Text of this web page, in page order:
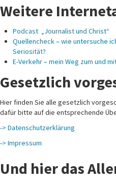
Weitere
Podcast „Journalist und Christ“
Quellencheck – wie untersuche
Seriosität?
E-Verkehr – mein Weg zum und
Gesetzlich
Hier finden Sie alle gesetzlich
dafür bitte auf die entsprechende
-> Datenschutzerklärung
-> Impressum
Und hier das